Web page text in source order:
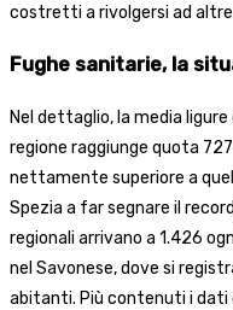
costretti a rivolgersi ad
Fughe sanitarie, la
Nel dettaglio, la media
regione raggiunge quota
nettamente superiore a
Spezia a far segnare il
regionali arrivano a 1.426
nel Savonese, dove si
abitanti. Più contenuti i dati